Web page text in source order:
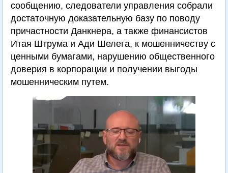
сообщению, следователи управления собрали
достаточную доказательную базу по поводу
причастности Данкнера, а также финансистов
Итая Штрума и Ади Шелега, к мошенничеству с
ценными бумагами, нарушению общественного
доверия в корпорации и получении выгоды
мошенническим путем.